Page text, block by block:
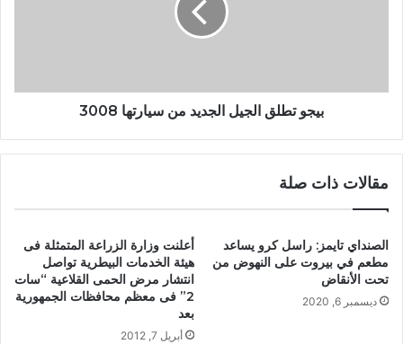
بيجو تطلق الجيل الجديد من سيارتها 3008
مقالات ذات صلة
الصنداي تايمز: راسل كرو يساعد
مطعم في بيروت على النهوض من
تحت الأنقاض
ديسمبر 6, 2020
أعلنت وزارة الزراعة المتمثلة فى
هيئة الخدمات البيطرية تواصل
انتشار مرض الحمى القلاعية “سات
2” فى معظم محافظات الجمهورية
بعد
أبريل 7, 2012